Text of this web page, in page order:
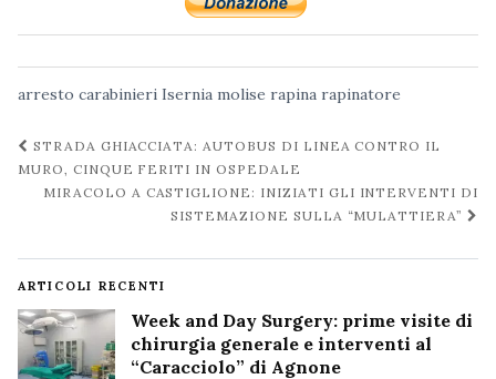
arresto carabinieri Isernia molise rapina rapinatore
Navigazione
post
STRADA GHIACCIATA: AUTOBUS DI LINEA CONTRO IL
MURO, CINQUE FERITI IN OSPEDALE
MIRACOLO A CASTIGLIONE: INIZIATI GLI INTERVENTI DI
SISTEMAZIONE SULLA “MULATTIERA”
ARTICOLI RECENTI
Week and Day Surgery: prime visite di
chirurgia generale e interventi al
“Caracciolo” di Agnone